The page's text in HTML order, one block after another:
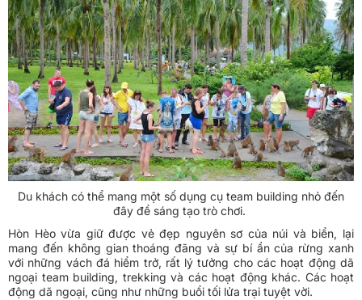
Du khách có thể mang một số dụng cụ team building nhỏ đến
đây để sáng tạo trò chơi.
Hòn Hèo vừa giữ được vẻ đẹp nguyên sơ của núi và biển, lại
mang đến không gian thoáng đãng và sự bí ẩn của rừng xanh
với những vách đá hiểm trở, rất lý tưởng cho các hoạt động dã
ngoại team building, trekking và các hoạt động khác. Các hoạt
động dã ngoại, cũng như những buổi tối lửa trại tuyệt vời.